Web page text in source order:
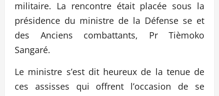
militaire. La rencontre était placée sous la
présidence du ministre de la Défense se et
des Anciens combattants, Pr Tièmoko
Sangaré.
Le ministre s’est dit heureux de la tenue de
ces assisses qui offrent l’occasion de se